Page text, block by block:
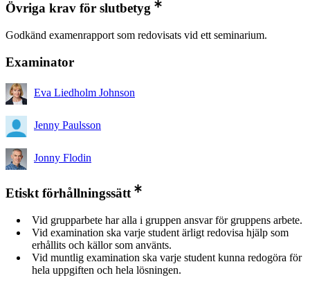
Övriga krav för slutbetyg
Godkänd examenrapport som redovisats vid ett seminarium.
Examinator
Eva Liedholm Johnson
Jenny Paulsson
Jonny Flodin
Etiskt förhållningssätt
Vid grupparbete har alla i gruppen ansvar för gruppens arbete.
Vid examination ska varje student ärligt redovisa hjälp som
erhållits och källor som använts.
Vid muntlig examination ska varje student kunna redogöra för
hela uppgiften och hela lösningen.